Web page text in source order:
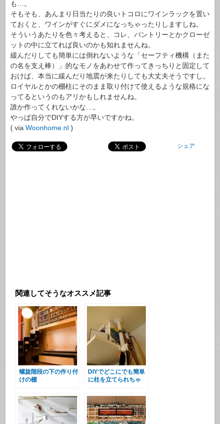
も…。
そもそも、あんまり日当たりの良いトコロにワインラックを置い
ておくと、ワインがすぐにダメになっちゃったりしますしね。
そういうあたりを色々考えると、コレ、パントリーとかクローゼ
ットの中に立てれば良いのかも知れませんね。
緩んだりしても簡単には倒れないような「セーフティ機構（また
の名を支え棒）」的なモノをあわせて作ってきっちりと固定して
おけば、本当に緩んだり地震が来たりしても大丈夫そうですし。
ロイヤルとかの棚柱にそのまま取り付けて使えるような規格にな
ってるというのもアリかもしれませんね。
誰か作ってくれないかな…。
やっぱ自分でDIYする方が早いですかね。
( via Woonhome.nl )
シェア
関連してそうなオススメ記事
螺旋階段の下の作り付
けの棚
DIYでどこにでも簡単
に柱を立てられちゃ
BRACKET”